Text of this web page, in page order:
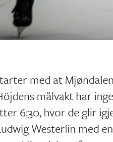
med at
målvakt har
6:30, hvor de glir
Westerlin med